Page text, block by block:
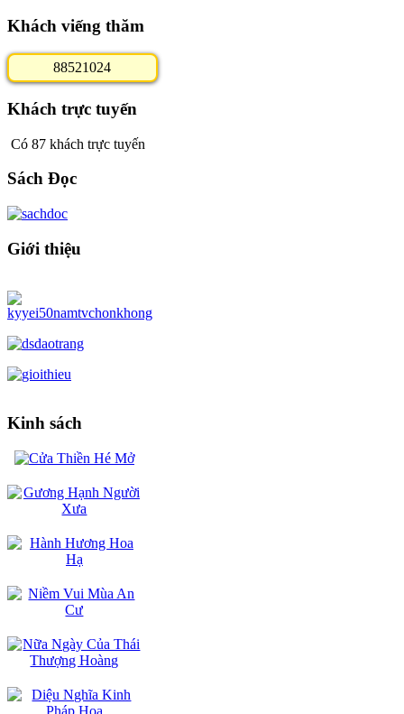
Khách viếng thăm
88521024
Khách trực tuyến
Có 87 khách trực tuyến
Sách Đọc
Giới thiệu
Kinh sách